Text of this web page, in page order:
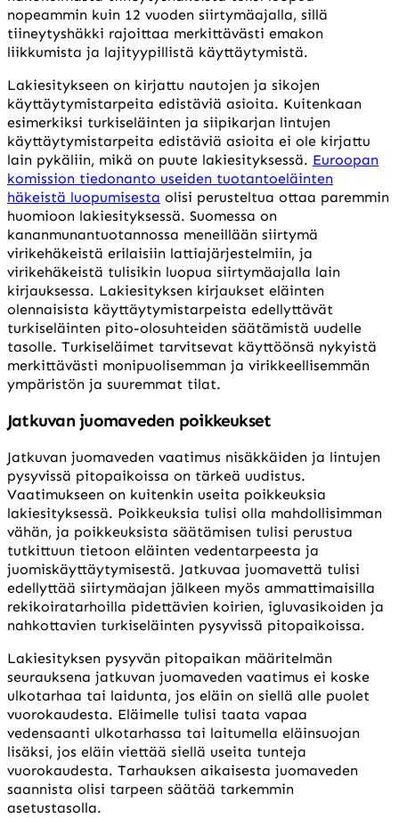
nopeammin kuin 12 vuoden siirtymäajalla, sillä
tiineytyshäkki rajoittaa merkittävästi emakon
liikkumista ja lajityypillistä käyttäytymistä.
Lakiesitykseen on kirjattu nautojen ja sikojen
käyttäytymistarpeita edistäviä asioita. Kuitenkaan
esimerkiksi turkiseläinten ja siipikarjan lintujen
käyttäytymistarpeita edistäviä asioita ei ole kirjattu
lain pykäliin, mikä on puute lakiesityksessä. Euroopan
komission tiedonanto useiden tuotantoeläinten
häkeistä luopumisesta olisi perusteltua ottaa paremmin
huomioon lakiesityksessä. Suomessa on
kananmunantuotannossa meneillään siirtymä
virikehäkeistä erilaisiin lattiajärjestelmiin, ja
virikehäkeistä tulisikin luopua siirtymäajalla lain
kirjauksessa. Lakiesityksen kirjaukset eläinten
olennaisista käyttäytymistarpeista edellyttävät
turkiseläinten pito-olosuhteiden säätämistä uudelle
tasolle. Turkiseläimet tarvitsevat käyttöönsä nykyistä
merkittävästi monipuolisemman ja virikkeellisemmän
ympäristön ja suuremmat tilat.
Jatkuvan juomaveden poikkeukset
Jatkuvan juomaveden vaatimus nisäkkäiden ja lintujen
pysyvissä pitopaikoissa on tärkeä uudistus.
Vaatimukseen on kuitenkin useita poikkeuksia
lakiesityksessä. Poikkeuksia tulisi olla mahdollisimman
vähän, ja poikkeuksista säätämisen tulisi perustua
tutkittuun tietoon eläinten vedentarpeesta ja
juomiskäyttäytymisestä. Jatkuvaa juomavettä tulisi
edellyttää siirtymäajan jälkeen myös ammattimaisilla
rekikoiratarhoilla pidettävien koirien, igluvasikoiden ja
nahkottavien turkiseläinten pysyvissä pitopaikoissa.
Lakiesityksen pysyvän pitopaikan määritelmän
seurauksena jatkuvan juomaveden vaatimus ei koske
ulkotarhaa tai laidunta, jos eläin on siellä alle puolet
vuorokaudesta. Eläimelle tulisi taata vapaa
vedensaanti ulkotarhassa tai laitumella eläinsuojan
lisäksi, jos eläin viettää siellä useita tunteja
vuorokaudesta. Tarhauksen aikaisesta juomaveden
saannista olisi tarpeen säätää tarkemmin
asetustasolla.